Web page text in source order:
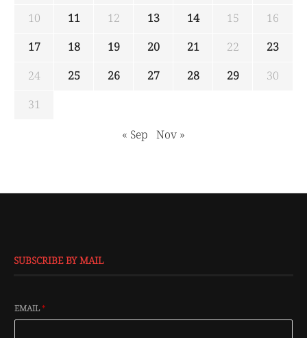
10
11 12 13 14 15
16
17
18 19 20 21 22
23
24
25 26 27 28 29
30
31
« Sep Nov »
SUBSCRIBE BY MAIL
EMAIL*